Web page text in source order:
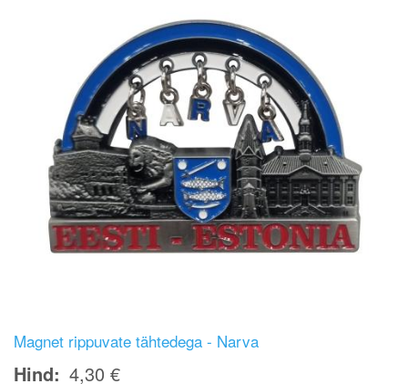
Magnet rippuvate tähtedega - Narva
Hind 4,30 €